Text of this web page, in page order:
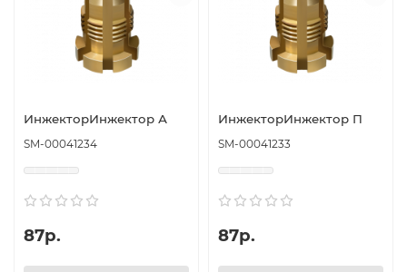
ИнжекторИнжектор А
SM-00041234
87р.
ИнжекторИнжектор П
SM-00041233
87р.